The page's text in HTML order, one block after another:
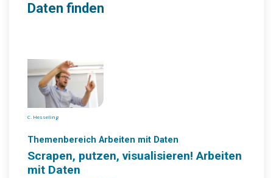
Daten finden
C. Hesseling
Themenbereich Arbeiten mit Daten
Scrapen, putzen, visualisieren! Arbeiten
mit Daten